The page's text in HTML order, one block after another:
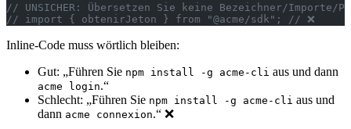
// UNSICHER: Übersetzen Sie keine Bezeichner/Importe/
// import { obtenirJeton } from "@acme/sdk"; // ❌
Inline-Code muss wörtlich bleiben:
Gut: „Führen Sie npm install -g acme-cli aus und dann
acme login.“
Schlecht: „Führen Sie npm install -g acme-cli aus und
dann acme connexion.“ ❌